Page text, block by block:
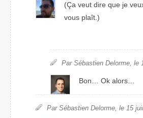
(Ça veut dire que je
vous plaît.)
Par Sébastien Delorme, le
Bon… Ok alors…
Par Sébastien Delorme, le 15